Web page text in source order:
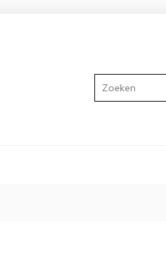
Zoeken